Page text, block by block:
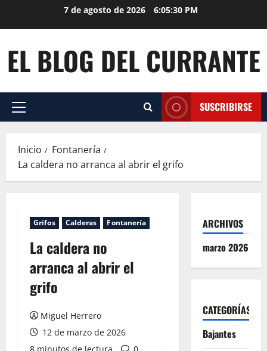
7 de agosto de 2026 6:05:31 PM
EL BLOG DEL CURRANTE
Menú
SUSCRIBIRSE
Inicio
Fontanería
La caldera no arranca al abrir el grifo
Grifos Calderas Fontanería
La caldera no
arranca al abrir el
grifo
Miguel Herrero
12 de marzo de 2026
ARCHIVOS
marzo 2026
CATEGORÍAS
Bajantes